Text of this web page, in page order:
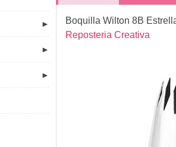
Boquilla Wilton 8B
Reposteria Creativa
►
►
►